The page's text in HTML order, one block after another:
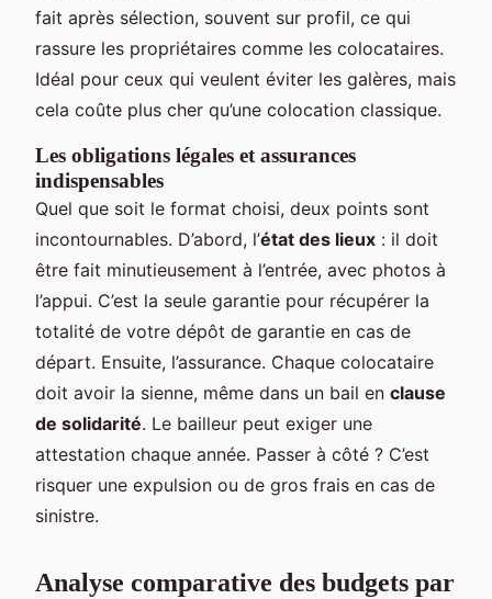
fait après sélection, souvent sur profil, ce qui
rassure les propriétaires comme les colocataires.
Idéal pour ceux qui veulent éviter les galères, mais
cela coûte plus cher qu’une colocation classique.
Les obligations légales et assurances
indispensables
Quel que soit le format choisi, deux points sont
incontournables. D’abord, l’état des lieux : il doit
être fait minutieusement à l’entrée, avec photos à
l’appui. C’est la seule garantie pour récupérer la
totalité de votre dépôt de garantie en cas de
départ. Ensuite, l’assurance. Chaque colocataire
doit avoir la sienne, même dans un bail en clause
de solidarité. Le bailleur peut exiger une
attestation chaque année. Passer à côté ? C’est
risquer une expulsion ou de gros frais en cas de
sinistre.
Analyse comparative des budgets par